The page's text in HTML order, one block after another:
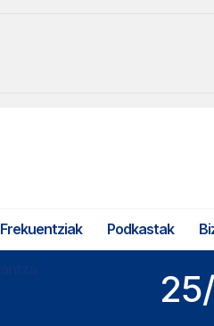
Frekuentziak Podkastak